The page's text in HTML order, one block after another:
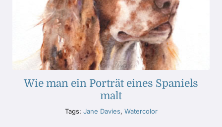
Wie man ein Porträt eines Spaniels
malt
Tags: Jane Davies, Watercolor